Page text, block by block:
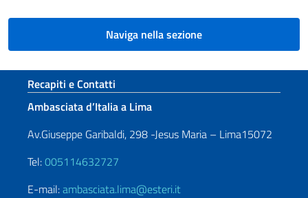
Naviga nella sezione
Sezione footer
Recapiti e Contatti
Ambasciata d’Italia a Lima
Av.Giuseppe Garibaldi, 298 -Jesus Maria – Lima15072
Tel:005114632727
E-mail:ambasciata.lima@esteri.it